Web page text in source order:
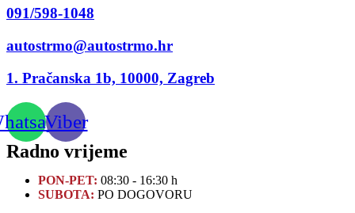
091/598-1048
autostrmo@autostrmo.hr
1. Pračanska 1b, 10000, Zagreb
Viber
Radno vrijeme
PON-PET: 08:30 - 16:30 h
SUBOTA: PO DOGOVORU